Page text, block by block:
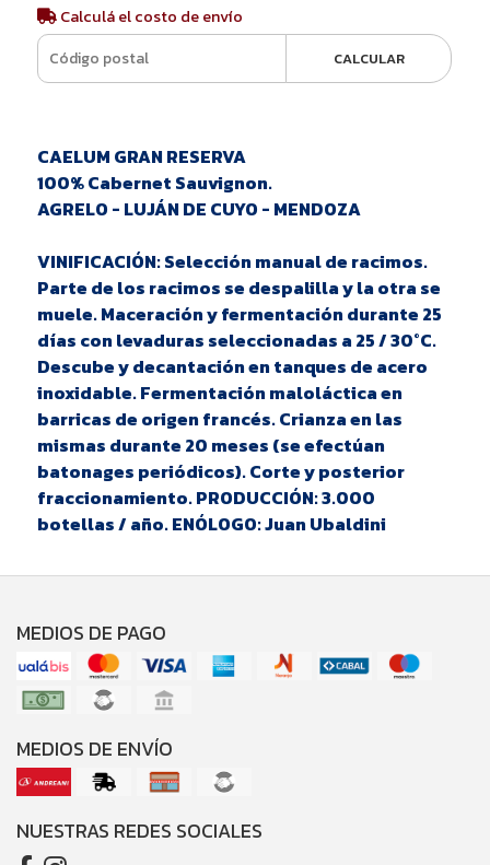
Calculá el costo de envío
CALCULAR
CAELUM GRAN RESERVA
100% Cabernet Sauvignon.
AGRELO - LUJÁN DE CUYO - MENDOZA
VINIFICACIÓN: Selección manual de racimos.
Parte de los racimos se despalilla y la otra se
muele. Maceración y fermentación durante 25
días con levaduras seleccionadas a 25 / 30°C.
Descube y decantación en tanques de acero
inoxidable. Fermentación maloláctica en
barricas de origen francés. Crianza en las
mismas durante 20 meses (se efectúan
batonages periódicos). Corte y posterior
fraccionamiento. PRODUCCIÓN: 3.000
botellas / año. ENÓLOGO: Juan Ubaldini
MEDIOS DE PAGO
MEDIOS DE ENVÍO
NUESTRAS REDES SOCIALES